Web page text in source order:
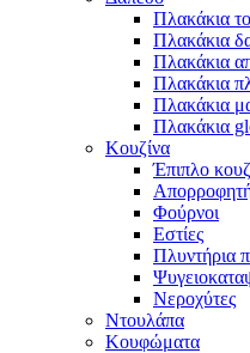
Πλακάκια
Πλακάκια
Πλακάκια
Πλακάκια
Πλακάκια
Πλακάκια
Κουζίνα
Έπιπλο
Φούρνοι
Εστίες
Πλυντήρια
Νεροχύτες
Ντουλάπα
Κουφώματα